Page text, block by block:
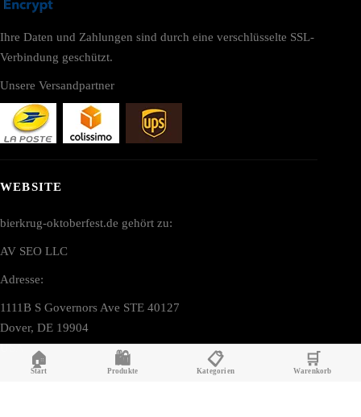
Ihre Daten und Zahlungen sind durch eine verschlüsselte SSL-
Verbindung geschützt.
Unsere Versandpartner
WEBSITE
bierkrug-oktoberfest.de gehört zu:
AV SEO LLC
Adresse:
1111B S Governors Ave STE 40127
Dover, DE 19904
USA
🏠
Start
🛍️
Produkte
📋
Kategorien
🛒
Warenkorb